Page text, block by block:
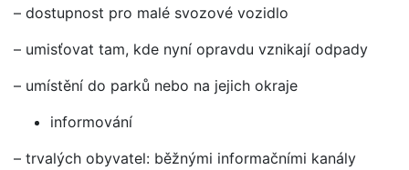
– dostupnost pro malé svozové vozidlo
– umisťovat tam, kde nyní opravdu vznikají odpady
– umístění do parků nebo na jejich okraje
informování
– trvalých obyvatel: běžnými informačními kanály